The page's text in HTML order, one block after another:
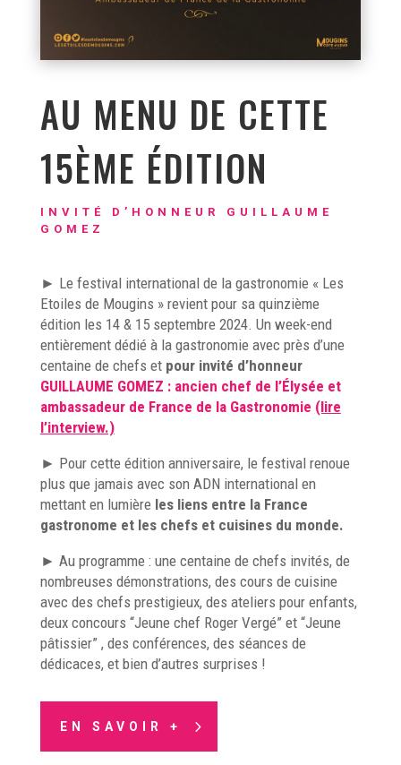
AU MENU DE CETTE
15ÈME ÉDITION
INVITÉ D’HONNEUR GUILLAUME
GOMEZ
► Le festival international de la gastronomie « Les
Etoiles de Mougins » revient pour sa quinzième
édition les 14 & 15 septembre 2024. Un week-end
entièrement dédié à la gastronomie avec près d’une
centaine de chefs etpour invité d’honneur
GUILLAUME GOMEZ : ancien chef de l’Élysée et
ambassadeur de France de la Gastronomie (lire
l’interview.)
► Pour cette édition anniversaire, le festival renoue
plus que jamais avec son ADN international en
mettant en lumière les liens entre la France
gastronome et les chefs et cuisines du monde.
► Au programme : une centaine de chefs invités, de
nombreuses démonstrations, des cours de cuisine
avec des chefs prestigieux, des ateliers pour enfants,
deux concours “Jeune chef Roger Vergé” et “Jeune
pâtissier” , des conférences, des séances de
dédicaces, et bien d’autres surprises !
EN SAVOIR +